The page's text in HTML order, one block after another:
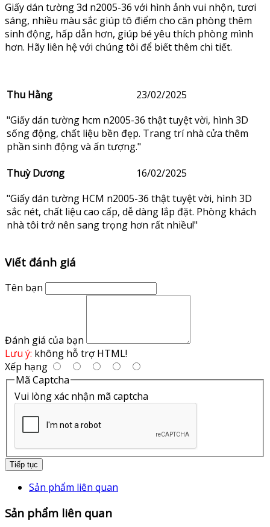
Giấy dán tường 3d n2005-36 với hình ảnh vui nhộn, tươi
sáng, nhiều màu sắc giúp tô điểm cho căn phòng thêm
sinh động, hấp dẫn hơn, giúp bé yêu thích phòng mình
hơn. Hãy liên hệ với chúng tôi để biết thêm chi tiết.
Thu Hằng
23/02/2025
"Giấy dán tường hcm n2005-36 thật tuyệt vời, hình 3D
sống động, chất liệu bền đẹp. Trang trí nhà cửa thêm
phần sinh động và ấn tượng."
Thuỳ Dương
16/02/2025
"Giấy dán tường HCM n2005-36 thật tuyệt vời, hình 3D
sắc nét, chất liệu cao cấp, dễ dàng lắp đặt. Phòng khách
nhà tôi trở nên sang trọng hơn rất nhiều!"
Viết đánh giá
Tên bạn
Đánh giá của bạn
Lưu ý: không hỗ trợ HTML!
Xếp hạng
Mã Captcha
Vui lòng xác nhận mã captcha
Tiếp tục
Sản phẩm liên quan
Sản phẩm liên quan